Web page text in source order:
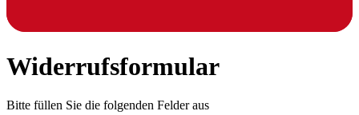
Widerrufsformular
Bitte füllen Sie die folgenden Felder aus